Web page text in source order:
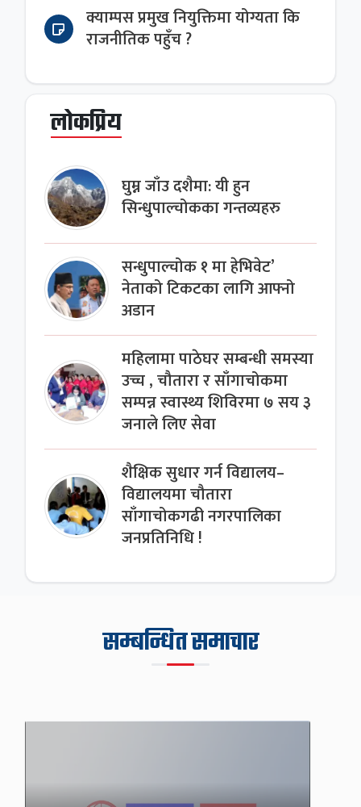
क्याम्पस प्रमुख नियुक्तिमा योग्यता कि
राजनीतिक पहुँच ?
लोकप्रिय
घुम्न जाँउ दशैमा: यी हुन
सिन्धुपाल्चोकका गन्तव्यहरु
सन्धुपाल्चोक १ मा हेभिवेट’
नेताको टिकटका लागि आफ्नो
अडान
महिलामा पाठेघर सम्बन्धी समस्या
उच्च , चौतारा र साँगाचोकमा
सम्पन्न स्वास्थ्य शिविरमा ७ सय ३
जनाले लिए सेवा
शैक्षिक सुधार गर्न विद्यालय–
विद्यालयमा चौतारा
साँगाचोकगढी नगरपालिका
जनप्रतिनिधि !
सम्बन्धित समाचार